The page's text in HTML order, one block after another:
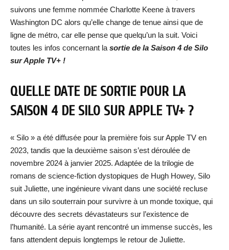
suivons une femme nommée Charlotte Keene à travers
Washington DC alors qu’elle change de tenue ainsi que de
ligne de métro, car elle pense que quelqu’un la suit. Voici
toutes les infos concernant la sortie de la Saison 4 de Silo
sur Apple TV+ !
QUELLE DATE DE SORTIE POUR LA
SAISON 4 DE SILO SUR APPLE TV+ ?
« Silo » a été diffusée pour la première fois sur Apple TV en
2023, tandis que la deuxième saison s’est déroulée de
novembre 2024 à janvier 2025. Adaptée de la trilogie de
romans de science-fiction dystopiques de Hugh Howey, Silo
suit Juliette, une ingénieure vivant dans une société recluse
dans un silo souterrain pour survivre à un monde toxique, qui
découvre des secrets dévastateurs sur l’existence de
l’humanité. La série ayant rencontré un immense succès, les
fans attendent depuis longtemps le retour de Juliette.